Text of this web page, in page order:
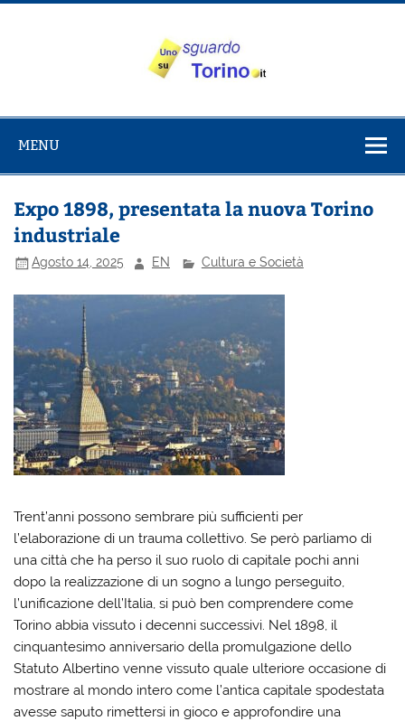
Salta
su Torino
MENU
Expo 1898, presentata la nuova Torino
industriale
Agosto 14, 2025 EN Cultura e Società
Trent’anni possono sembrare più sufficienti per
l’elaborazione di un trauma collettivo. Se però parliamo di
una città che ha perso il suo ruolo di capitale pochi anni
dopo la realizzazione di un sogno a lungo perseguito,
l’unificazione dell’Italia, si può ben comprendere come
Torino abbia vissuto i decenni successivi. Nel 1898, il
cinquantesimo anniversario della promulgazione dello
Statuto Albertino venne vissuto quale ulteriore occasione di
mostrare al mondo intero come l’antica capitale spodestata
avesse saputo rimettersi in gioco e approfondire una